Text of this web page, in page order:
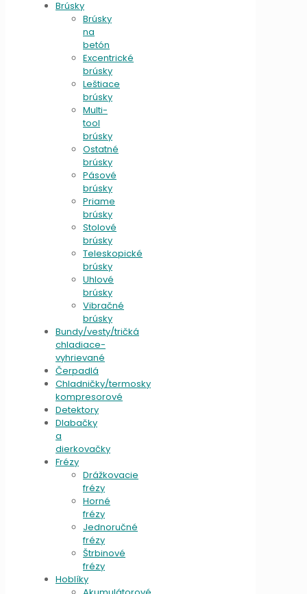
Brúsky
Brúsky
na
betón
Excentrické
brúsky
Leštiace
brúsky
Multi-
tool
brúsky
Ostatné
brúsky
Pásové
brúsky
Priame
brúsky
Stolové
brúsky
Teleskopické
brúsky
Uhlové
brúsky
Vibračné
brúsky
Bundy/vesty/tričká
chladiace-
vyhrievané
Čerpadlá
Chladničky/termosky
kompresorové
Detektory
Dlabačky
a
dierkovačky
Frézy
Drážkovacie
frézy
Horné
frézy
Jednoručné
frézy
Štrbinové
frézy
Hoblíky